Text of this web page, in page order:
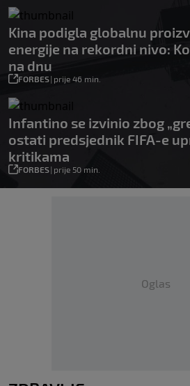
Kina podigla globalnu
energije na rekordni nivo:
na dnu
FORBES| prije 46 min.
Infantino se izvinio zbog
ostati predsjednik FIFA-e
kritikama
FORBES| prije 50 min.
Oglas